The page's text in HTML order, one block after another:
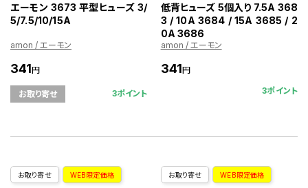
エーモン 3673 平型ヒューズ 3/
5/7.5/10/15A
amon / エーモン
341円
お取り寄せ 3ポイント
低背ヒューズ 5個入り 7.5A 368
3 / 10A 3684 / 15A 3685 / 2
0A 3686
amon / エーモン
341円
3ポイント
お取り寄せ WEB限定価格 お取り寄せ WEB限定価格